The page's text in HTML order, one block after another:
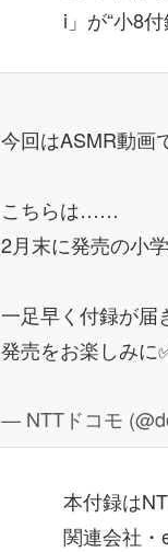
i」が“小8
今回はASMR動画
こちらは……
2月末に発売の小
一足早く付録が届
発売をお楽しみに
— NTTドコモ
本付録は
関連会社